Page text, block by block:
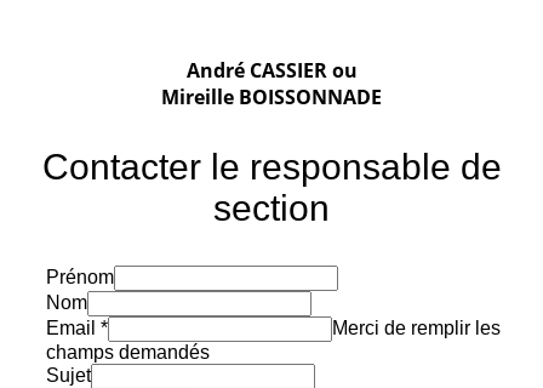
André CASSIER ou
Mireille BOISSONNADE
Contacter le responsable de
section
Prénom
Nom
Email *
Merci de remplir les
champs demandés
Sujet